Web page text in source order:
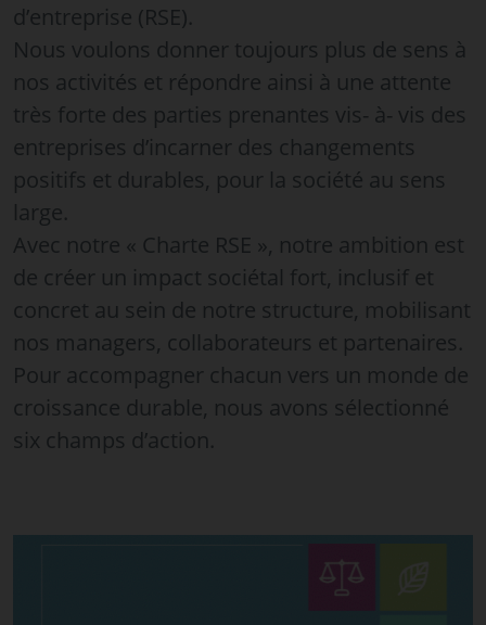
d’entreprise (RSE).
Nous voulons donner toujours plus de sens à
nos activités et répondre ainsi à une attente
très forte des parties prenantes vis- à- vis des
entreprises d’incarner des changements
positifs et durables, pour la société au sens
large.
Avec notre « Charte RSE », notre ambition est
de créer un impact sociétal fort, inclusif et
concret au sein de notre structure, mobilisant
nos managers, collaborateurs et partenaires.
Pour accompagner chacun vers un monde de
croissance durable, nous avons sélectionné
six champs d’action.